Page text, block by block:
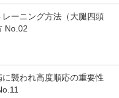
ーニング方法（大腿四頭
No.02
襲われ高度順応の重要性